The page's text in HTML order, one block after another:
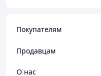
Покупателям
Продавцам
О нас